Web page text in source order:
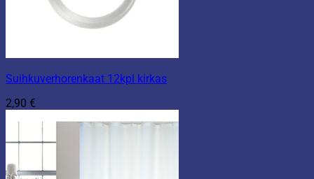
Suihkuverhorenkaat 12kpl kirkas
2,90 €